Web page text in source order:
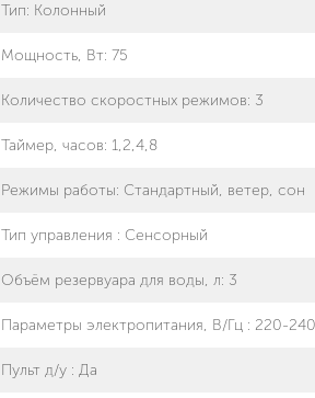
Тип: Колонный
Мощность, Вт: 75
Количество скоростных режимов: 3
Таймер, часов: 1,2,4,8
Режимы работы: Стандартный, ветер, сон
Тип управления : Сенсорный
Объём резервуара для воды, л: 3
Параметры электропитания, В/Гц : 220-
Пульт д/у : Да